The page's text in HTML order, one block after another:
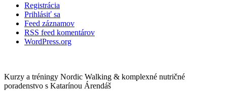
Registrácia
Prihlásiť sa
Feed záznamov
RSS feed komentárov
WordPress.org
Kurzy a tréningy Nordic Walking & komplexné nutričné
poradenstvo s Katarínou Árendáš